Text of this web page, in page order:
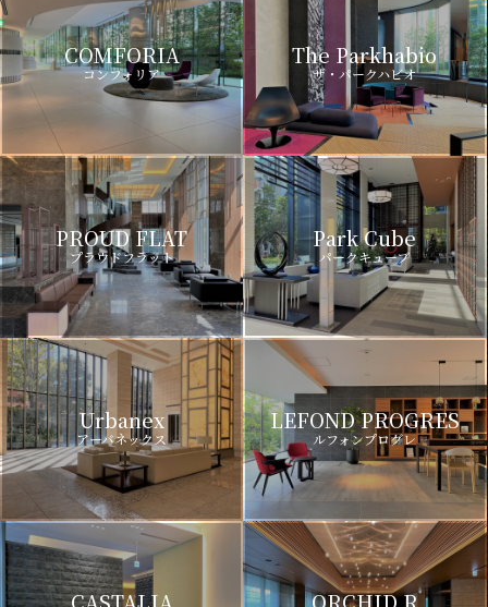
COMFORIA
コンフォリア
The Parkhabio
ザ・パークハビオ
PROUD FLAT
プラウドフラット
Park Cube
パークキューブ
Urbanex
アーバネックス
LEFOND PROGRES
ルフォンプログレ